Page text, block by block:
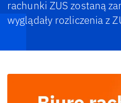
rachunki ZUS zostaną
wyglądały rozliczenia z